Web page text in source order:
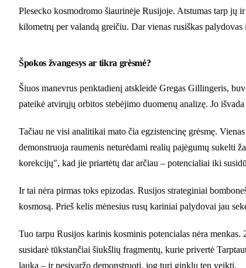
Plesecko kosmodromo šiaurinėje Rusijoje. Atstumas tarp jų
kilometrų per valandą greičiu. Dar vienas rusiškas
Špokos žvangesys ar tikra grėsmė?
Šiuos manevrus penktadienį atskleidė Gregas Gillingeris,
pateikė atvirųjų orbitos stebėjimo duomenų analizę. Jo
Tačiau ne visi analitikai mato čia egzistencinę grėsmę.
demonstruoja raumenis neturėdami realių pajėgumų sukelti
korekcijų", kad jie priartėtų dar arčiau – potencialiai iki
Ir tai nėra pirmas toks epizodas. Rusijos strateginiai
kosmosą. Prieš kelis mėnesius rusų kariniai palydovai jau
Tuo tarpu Rusijos karinis kosminis potencialas nėra
susidarė tūkstančiai šiukšlių fragmentų, kurie privertė
lauką – ir nesivaržo demonstruoti, jog turi ginklų ten veikti.